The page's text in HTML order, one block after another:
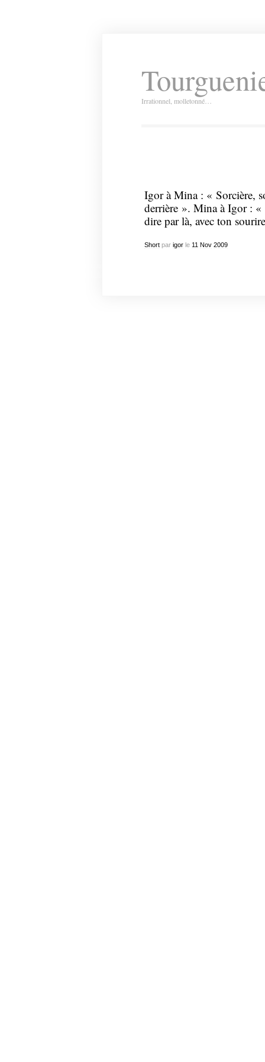
Irrationnel, molletonné…
Igor à Mina : « Sorcière,
derrière ». Mina à Igor : «
dire par là, avec ton
Shortpar igorle 11 Nov 2009